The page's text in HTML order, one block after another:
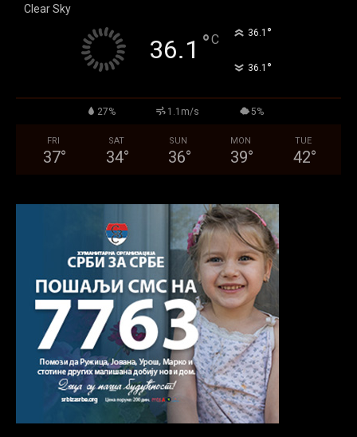
Clear Sky
36.1 °C 36.1 °
36.1 °
27% 1.1m/s 5%
FRI
37°
SAT
34°
SUN
36°
MON
39°
TUE
42°